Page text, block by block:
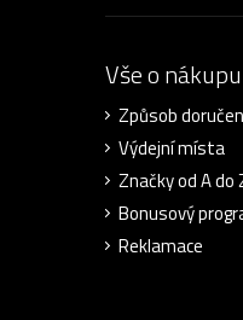
Vše o nákupu
Způsob
Výdejní místa
Značky od A do
Bonusový
Reklamace